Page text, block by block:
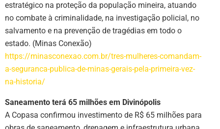
estratégico na proteção da população mineira, atuando
no combate à criminalidade, na investigação policial, no
salvamento e na prevenção de tragédias em todo o
estado. (Minas Conexão)
https://minasconexao.com.br/tres-mulheres-comandam-
a-seguranca-publica-de-minas-gerais-pela-primeira-vez-
na-historia/
Saneamento terá 65 milhões em Divinópolis
A Copasa confirmou investimento de R$ 65 milhões para